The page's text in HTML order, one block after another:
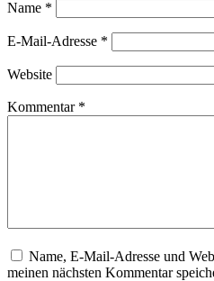
Name *
E-Mail-Adresse *
Website
Kommentar *
Name, E-Mail-Adresse und
meinen nächsten Kommentar